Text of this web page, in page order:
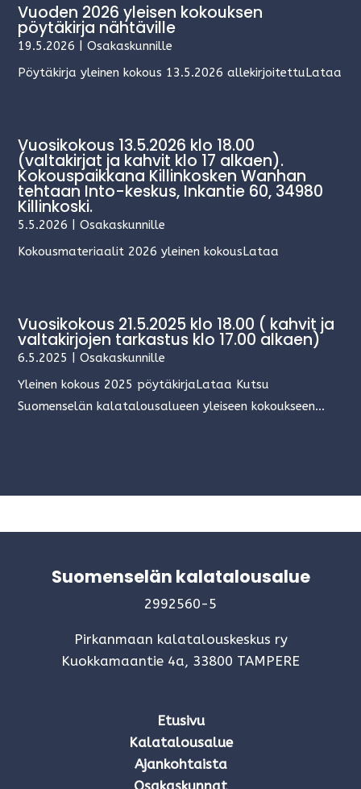
Vuoden 2026 yleisen kokouksen
pöytäkirja nähtäville
19.5.2026 |Osakaskunnille
Pöytäkirja yleinen kokous 13.5.2026 allekirjoitettuLataa
Vuosikokous 13.5.2026 klo 18.00
(valtakirjat ja kahvit klo 17 alkaen).
Kokouspaikkana Killinkosken Wanhan
tehtaan Into-keskus, Inkantie 60, 34980
Killinkoski.
5.5.2026 |Osakaskunnille
Kokousmateriaalit 2026 yleinen kokousLataa
Vuosikokous 21.5.2025 klo 18.00 ( kahvit ja
valtakirjojen tarkastus klo 17.00 alkaen)
6.5.2025 |Osakaskunnille
Yleinen kokous 2025 pöytäkirjaLataa Kutsu
Suomenselän kalatalousalueen yleiseen kokoukseen...
Suomenselän kalatalousalue
2992560-5
Pirkanmaan kalatalouskeskus ry
Kuokkamaantie 4a, 33800 TAMPERE
Etusivu
Kalatalousalue
Ajankohtaista
Osakaskunnat